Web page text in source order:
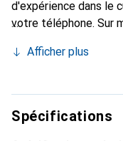
d'expérience dans le
votre téléphone. Sur
l'accessoire chic et
haute qualité, la
une clientèle
Afficher plus
Spécifications